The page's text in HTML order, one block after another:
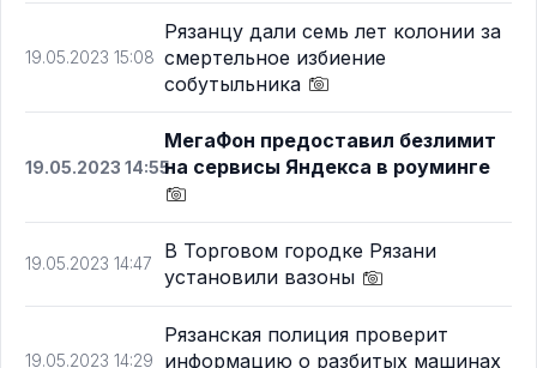
19.05.2023 15:08
Рязанцу дали семь лет колонии за
смертельное избиение
собутыльника
19.05.2023 14:55
МегаФон предоставил безлимит
на сервисы Яндекса в роуминге
19.05.2023 14:47
В Торговом городке Рязани
установили вазоны
19.05.2023 14:29
Рязанская полиция проверит
информацию о разбитых машинах